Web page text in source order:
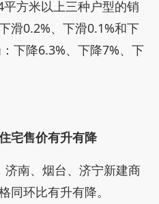
方米以上三种户型的销
滑0.2%、下滑0.1%和下
下降6.3%、下降7%、下
宅售价有升有降
南、烟台、济宁新建商
同环比有升有降。